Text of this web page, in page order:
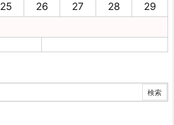
25 26 27 28
29